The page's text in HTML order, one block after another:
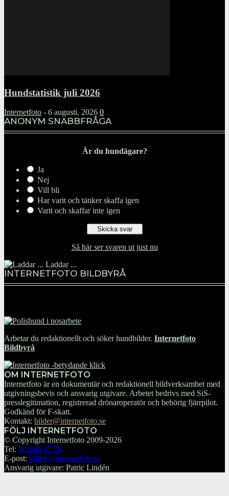
Hundstatistik juli 2026
Internetfoto - 6 augusti, 2026 0
ANONYM SNABBFRÅGA
Är du hundägare?
Ja
Nej
Vill bli
Har varit och tänker skaffa igen
Varit och skaffar inte igen
Så här ser svaren ut just nu
Laddar ...
INTERNETFOTO BILDBYRÅ
Arbetar du redaktionellt och söker hundbilder. Internetfoto
Bildbyrå
OM INTERNETFOTO
Internetfoto är en dokumentär och redaktionell bildverksamhet med
utgivningsbevis och ansvarig utgivare. Arbetet bedrivs med SiS-
presslegitimation, registrerad drönaroperatör och behörig fjärrpilot.
Godkänd för F-skatt.
Kontakt: bilder@internetfoto.se
FÖLJ INTERNETFOTO
© Copyright Internetfoto 2009-2026
Tel: 08-646 97 70
E-post: bilder@internetfoto.se
Ansvarig utgivare: Patric Lindén